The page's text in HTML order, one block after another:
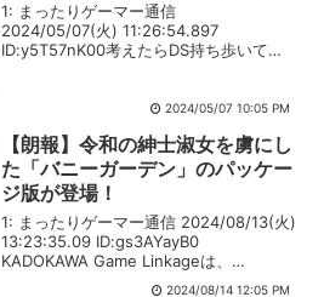
1: まったりゲーマー通信
2024/05/07(火) 11:26:54.897
ID:y5T57nK00考えたらDS持ち歩いて
2024/05/07 10:05 PM
【朗報】令和の紳士淑女を虜にし
た「バニーガーデン」のパッケー
ジ版が登場！
1: まったりゲーマー通信 2024/08/13(火)
13:23:35.09 ID:gs3AYayB0
KADOKAWA Game Linkageは、
Nintendo Switch（ニンテンドースイッ
2024/08/14 12:05 PM